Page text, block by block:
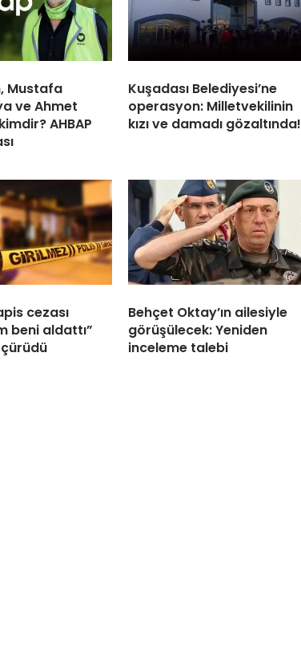
Mustafa
ve Ahmet
AHBAP
Kuşadası Belediyesi’ne
operasyon: Milletvekilinin
kızı ve damadı gözaltında!
cezası
beni aldattı”
Behçet Oktay’ın ailesiyle
görüşülecek: Yeniden
inceleme talebi